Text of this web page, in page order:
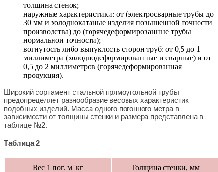
толщина стенок;
наружные характеристики: от (электросварные трубы до
30 мм и холоднокатаные изделия повышенной точности
производства) до (горячедеформированные трубы
нормальной точности);
вогнутость либо выпуклость сторон труб: от 0,5 до 1
миллиметра (холоднодеформированные и сварные) и от
0,5 до 2 миллиметров (горячедеформированная
продукция).
Широкий сортамент стальной прямоугольной трубы
предопределяет разнообразие весовых характеристик
подобных изделий. Масса одного погонного метра в
зависимости от толщины стенки и размера представлена в
таблице №2.
Таблица 2
Вес 1 пог. м, кг Толщина стенки, мм